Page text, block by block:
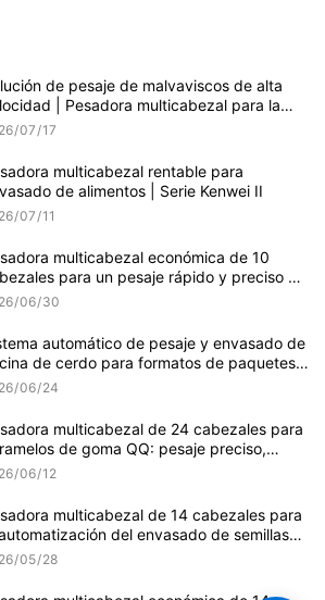
de pesaje de malvaviscos de alta
| Pesadora multicabezal para la
de dulces
07 17
multicabezal rentable para
de alimentos | Serie Kenwei II
07 11
multicabezal económica de 10
para un pesaje rápido y preciso de
06 30
automático de pesaje y envasado de
de cerdo para formatos de paquetes
y a granel.
06 24
multicabezal de 24 cabezales para
de goma QQ: pesaje preciso,
y eficiente.
06 12
multicabezal de 14 cabezales para
del envasado de semillas
girasol
05 28